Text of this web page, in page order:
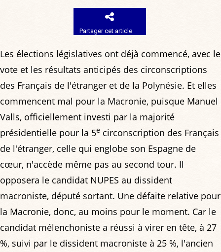
Partager cet article
Les élections législatives ont déjà commencé, avec le
vote et les résultats anticipés des circonscriptions
des Français de l'étranger et de la Polynésie. Et elles
commencent mal pour la Macronie, puisque Manuel
Valls, officiellement investi par la majorité
présidentielle pour la 5e circonscription des Français
de l'étranger, celle qui englobe son Espagne de
cœur, n'accède même pas au second tour. Il
opposera le candidat NUPES au dissident
macroniste, député sortant. Une défaite relative pour
la Macronie, donc, au moins pour le moment. Car le
candidat mélenchoniste a réussi à virer en tête, à 27
%, suivi par le dissident macroniste à 25 %, l'ancien